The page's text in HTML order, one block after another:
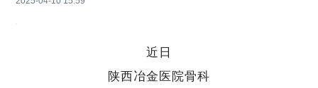
近日
陕西冶金医院骨科